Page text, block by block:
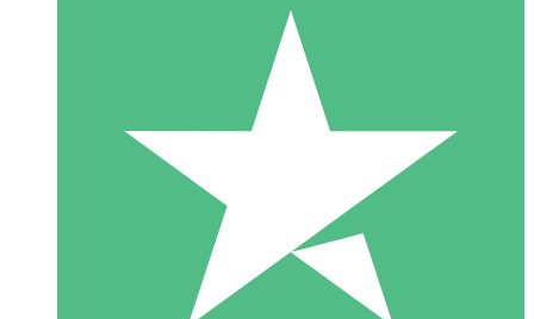
Individuelle Credit-Pakete
Zahlen Sie nach Bedarf mit Download-Credits. Keine
monatliche Verpflichtung erforderlich.
10 00